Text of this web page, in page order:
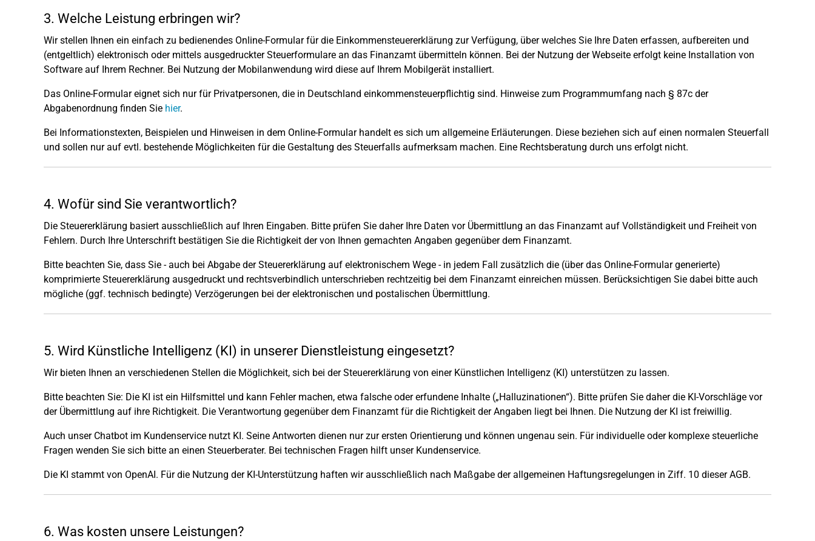
3. Welche Leistung erbringen wir?
Wir stellen Ihnen ein einfach zu bedienendes Online-Formular für die Einkommensteuererklärung zur Verfügung, über welches Sie Ihre Daten erfassen, aufbereiten und
(entgeltlich) elektronisch oder mittels ausgedruckter Steuerformulare an das Finanzamt übermitteln können. Bei der Nutzung der Webseite erfolgt keine Installation von
Software auf Ihrem Rechner. Bei Nutzung der Mobilanwendung wird diese auf Ihrem Mobilgerät installiert.
Das Online-Formular eignet sich nur für Privatpersonen, die in Deutschland einkommensteuerpflichtig sind. Hinweise zum Programmumfang nach § 87c der
Abgabenordnung finden Sie hier.
Bei Informationstexten, Beispielen und Hinweisen in dem Online-Formular handelt es sich um allgemeine Erläuterungen. Diese beziehen sich auf einen normalen Steuerfall
und sollen nur auf evtl. bestehende Möglichkeiten für die Gestaltung des Steuerfalls aufmerksam machen. Eine Rechtsberatung durch uns erfolgt nicht.
4. Wofür sind Sie verantwortlich?
Die Steuererklärung basiert ausschließlich auf Ihren Eingaben. Bitte prüfen Sie daher Ihre Daten vor Übermittlung an das Finanzamt auf Vollständigkeit und Freiheit von
Fehlern. Durch Ihre Unterschrift bestätigen Sie die Richtigkeit der von Ihnen gemachten Angaben gegenüber dem Finanzamt.
Bitte beachten Sie, dass Sie - auch bei Abgabe der Steuererklärung auf elektronischem Wege - in jedem Fall zusätzlich die (über das Online-Formular generierte)
komprimierte Steuererklärung ausgedruckt und rechtsverbindlich unterschrieben rechtzeitig bei dem Finanzamt einreichen müssen. Berücksichtigen Sie dabei bitte auch
mögliche (ggf. technisch bedingte) Verzögerungen bei der elektronischen und postalischen Übermittlung.
5. Wird Künstliche Intelligenz (KI) in unserer Dienstleistung eingesetzt?
Wir bieten Ihnen an verschiedenen Stellen die Möglichkeit, sich bei der Steuererklärung von einer Künstlichen Intelligenz (KI) unterstützen zu lassen.
Bitte beachten Sie: Die KI ist ein Hilfsmittel und kann Fehler machen, etwa falsche oder erfundene Inhalte („Halluzinationen“). Bitte prüfen Sie daher die KI-Vorschläge vor
der Übermittlung auf ihre Richtigkeit. Die Verantwortung gegenüber dem Finanzamt für die Richtigkeit der Angaben liegt bei Ihnen. Die Nutzung der KI ist freiwillig.
Auch unser Chatbot im Kundenservice nutzt KI. Seine Antworten dienen nur zur ersten Orientierung und können ungenau sein. Für individuelle oder komplexe steuerliche
Fragen wenden Sie sich bitte an einen Steuerberater. Bei technischen Fragen hilft unser Kundenservice.
Die KI stammt von OpenAI. Für die Nutzung der KI-Unterstützung haften wir ausschließlich nach Maßgabe der allgemeinen Haftungsregelungen in Ziff. 10 dieser AGB.
6. Was kosten unsere Leistungen?